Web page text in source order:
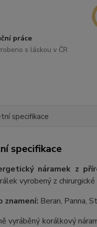
práce
s láskou v ČR
specifikace
specifikace
náramek z
vyrobený z
znamení: Beran, Panna,
vyráběný korálkový